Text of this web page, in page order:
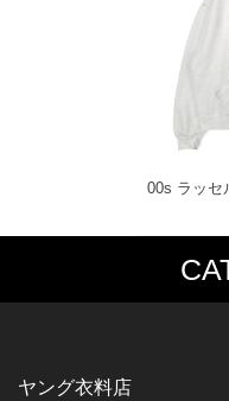
MUSIC TEE
HARDCORE / PUNK
ヤング衣料店